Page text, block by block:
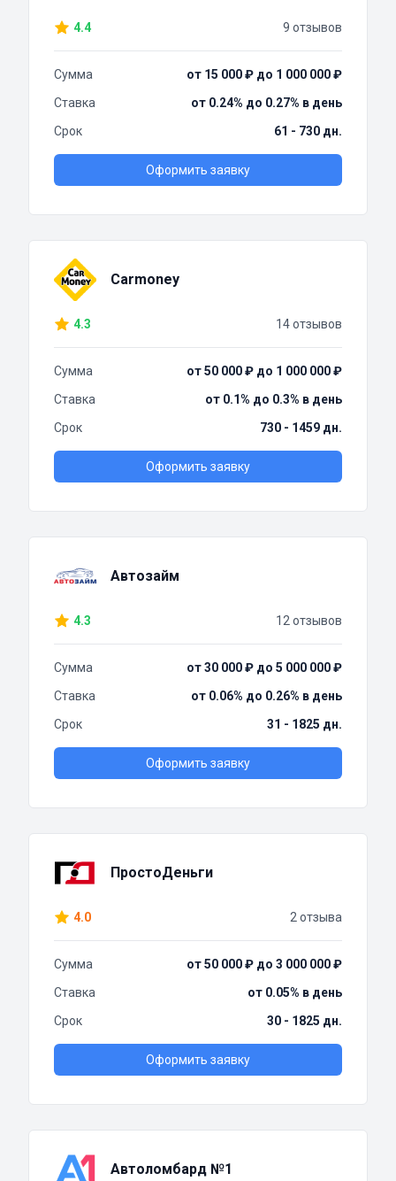
4.4 9 отзывов
Сумма
от 15 000 ₽ до 1 000 000 ₽
Ставка
от 0.24% до 0.27% в день
Срок
61 - 730 дн.
Оформить заявку
Carmoney
4.3 14 отзывов
Сумма
от 50 000 ₽ до 1 000 000 ₽
Ставка
от 0.1% до 0.3% в день
Срок
730 - 1459 дн.
Оформить заявку
Автозайм
4.3 12 отзывов
Сумма
от 30 000 ₽ до 5 000 000 ₽
Ставка
от 0.06% до 0.26% в день
Срок
31 - 1825 дн.
Оформить заявку
ПростоДеньги
4.0 2 отзыва
Сумма
от 50 000 ₽ до 3 000 000 ₽
Ставка
от 0.05% в день
Срок
30 - 1825 дн.
Оформить заявку
Автоломбард №1